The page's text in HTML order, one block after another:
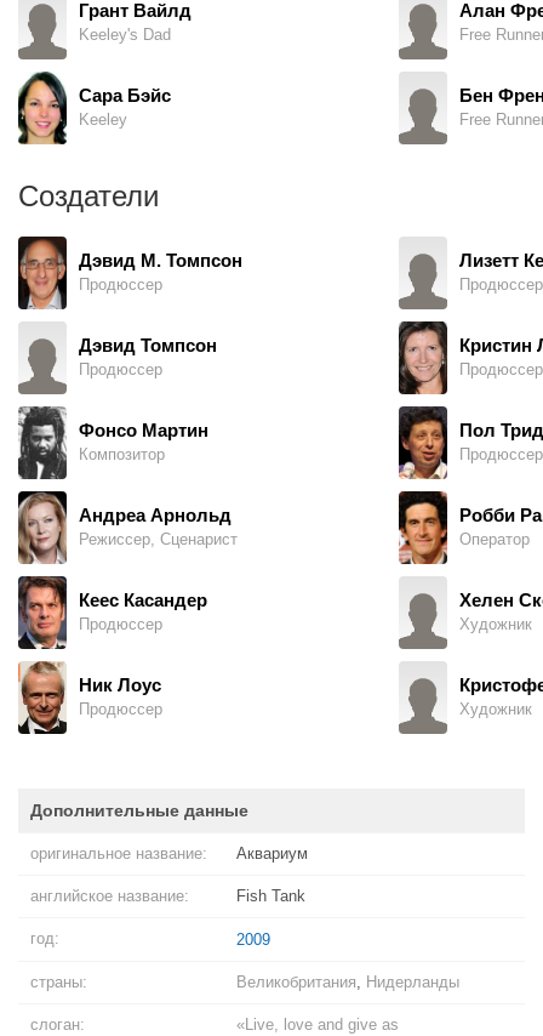
Грант Вайлд
Keeley's Dad
Сара Бэйс
Keeley
Алан
Free
Бен
Free
Создатели
Дэвид М. Томпсон
Продюссер
Дэвид Томпсон
Продюссер
Фонсо Мартин
Композитор
Андреа Арнольд
Режиссер, Сценарист
Кеес Касандер
Продюссер
Ник Лоус
Продюссер
Лизетт
Продюссер
Кристин
Продюссер
Пол
Продюссер
Робби
Оператор
Хелен
Художник
Художник
Дополнительные данные
оригинальное название: Аквариум
английское название: Fish Tank
год: 2009
страны: Великобритания, Нидерланды
слоган:
«Live, love and give as